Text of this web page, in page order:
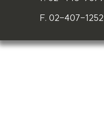
F. 02-407-1252